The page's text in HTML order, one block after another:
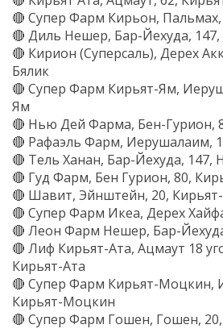
🔴 Супер Фарм Кирьон,
🔴 Диль Нешер, Бар-Йехуда,
🔴 Кирион (Суперсаль), Дерех
Бялик
🔴 Супер Фарм Кирьят-Ям,
Ям
🔴 Нью Дей Фарма, Бен-Гурион,
🔴 Рафаэль Фарм, Иерушалаим,
🔴 Тель Ханан, Бар-Йехуда, 147,
🔴 Гуд Фарм, Бен Гурион, 80,
🔴 Шавит, Эйнштейн, 20,
🔴 Супер Фарм Икеа, Дерех
🔴 Леон Фарм Нешер, Бар-
🔴 Лиф Кирьят-Ата, Ацмаут 18
Кирьят-Ата
🔴 Супер Фарм Кирьят-Моцкин,
Кирьят-Моцкин
🔴 Супер Фарм Гошен, Гошен,